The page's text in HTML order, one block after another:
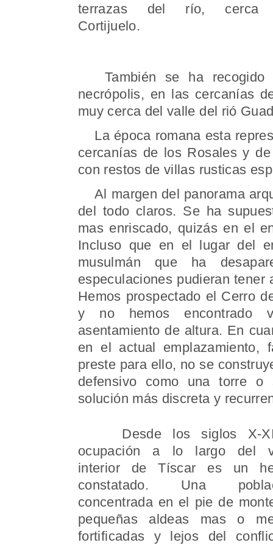
terrazas del río, cerca
Cortijuelo.
También se ha recogido
necrópolis, en las cercanías
muy cerca del valle del rió
La época romana esta
cercanías de los Rosales y
con restos de villas rusticas
Al margen del panorama
del todo claros. Se ha
mas enriscado, quizás en el
Incluso que en el lugar del
musulmán que ha
especulaciones pudieran
Hemos prospectado el Cerro
y no hemos encontrado
asentamiento de altura. En
en el actual emplazamiento,
preste para ello, no se
defensivo como una torre o
solución más discreta y
Desde los siglos X-
ocupación a lo largo del
interior de Tíscar es un
constatado. Una
concentrada en el pie de
pequeñas aldeas mas o
fortificadas y lejos del